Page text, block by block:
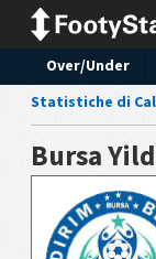
Over/Under
Statistiche di
Bursa